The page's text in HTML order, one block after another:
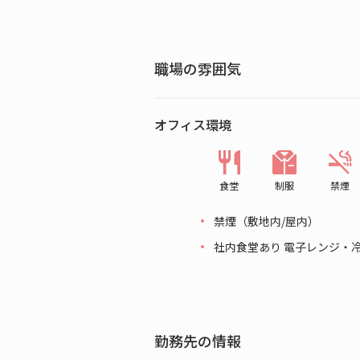
職場の雰囲気
オフィス環境
食堂 制服 禁煙
禁煙（敷地内/屋内）
社内食堂あり 電子レンジ・
勤務先の情報